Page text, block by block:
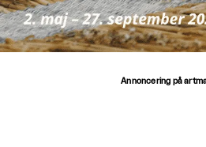
Annoncering på